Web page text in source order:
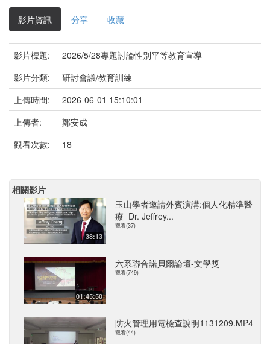
影片資訊 分享 收藏
影片標題:
2026/5/28專題討論性別平等教育宣導
影片分類:
研討會議/教育訓練
上傳時間:
2026-06-01 15:10:01
上傳者:
鄭安成
觀看次數:
18
相關影片
38:13
玉山學者邀請外賓演講:個人化精準醫
療_Dr. Jeffrey...
觀看(37)
01:45:50
六系聯合諾貝爾論壇-文學獎
觀看(749)
防火管理用電檢查說明1131209.MP4
觀看(44)